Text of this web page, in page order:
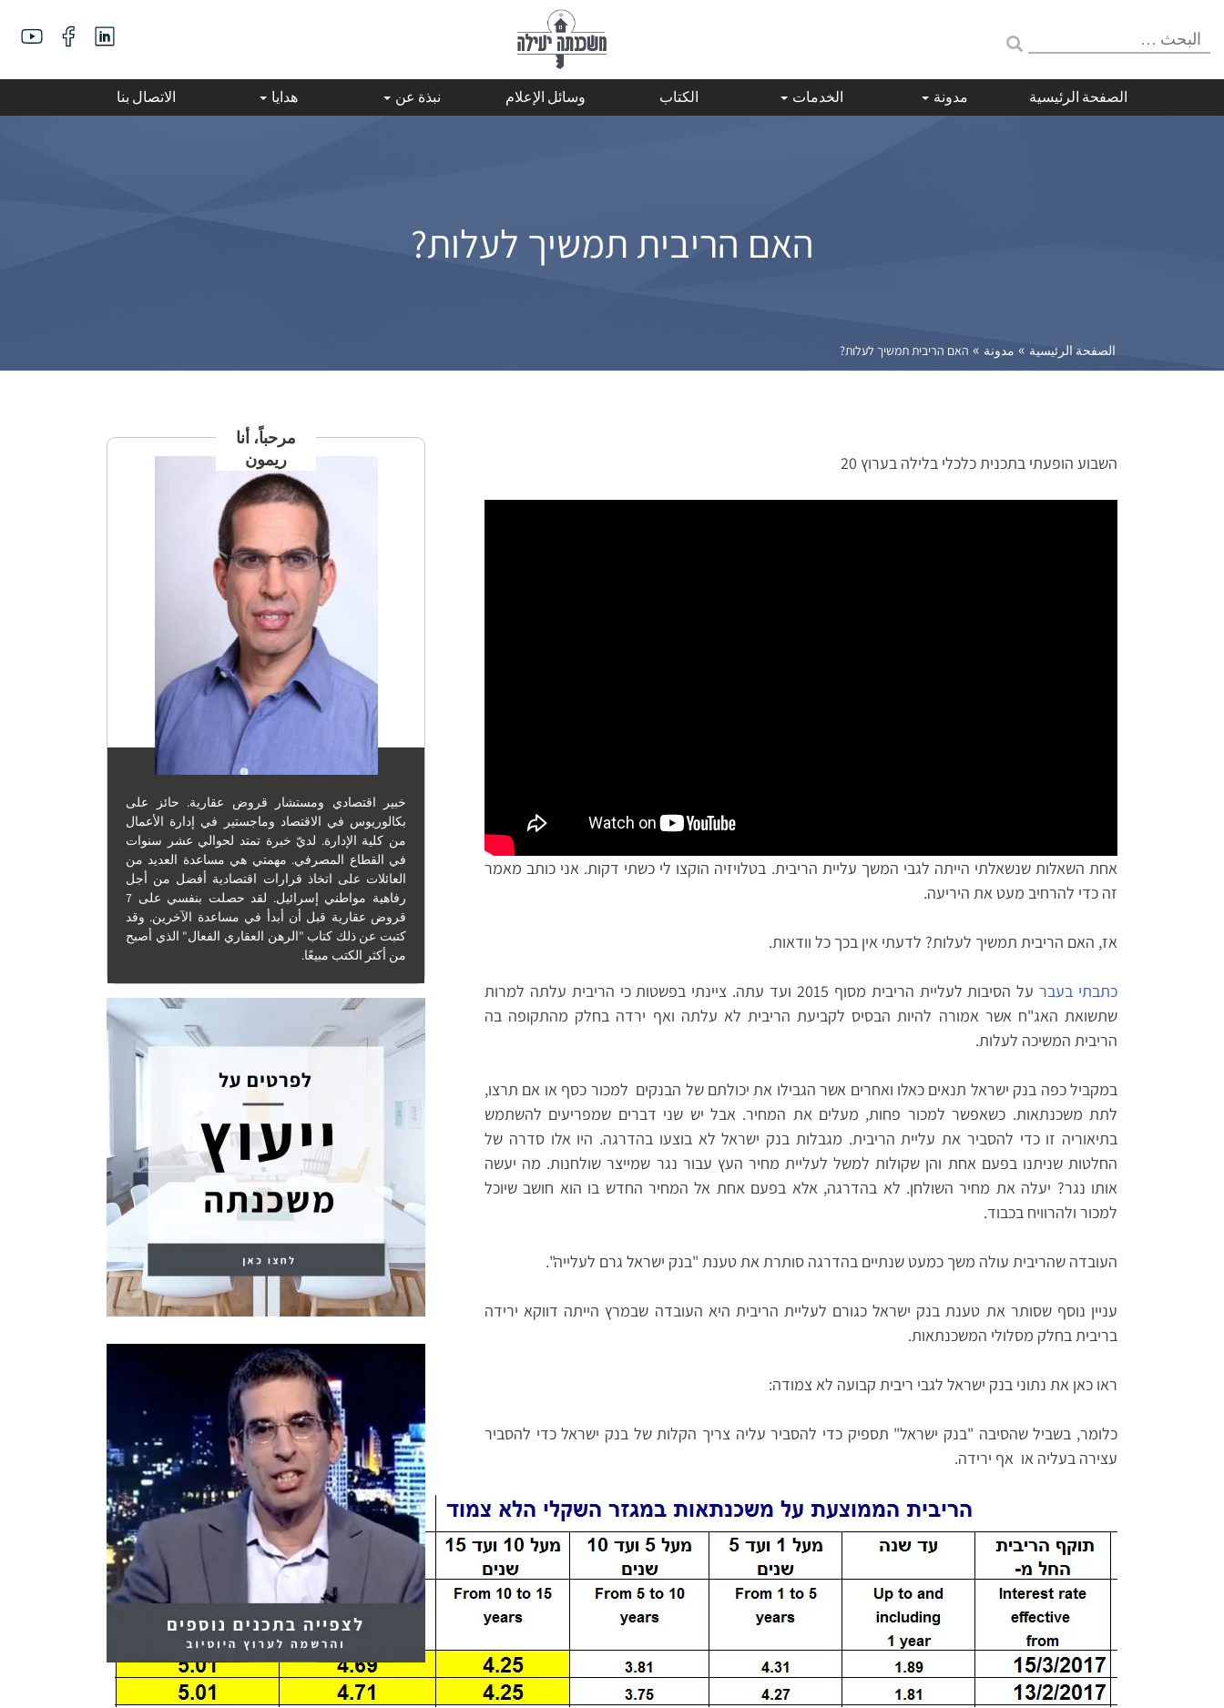
البحث:
الصفحة الرئيسية مدونة الخدمات الكتاب وسائل الإعلام نبذة عن هدايا الاتصال بنا
האם הריבית תמשיך לעלות?
الصفحة الرئيسية » مدونة » האם הריבית תמשיך לעלות?
השבוע הופעתי בתכנית כלכלי בלילה בערוץ 20
אחת השאלות שנשאלתי הייתה לגבי המשך עליית הריבית. בטלויזיה הוקצו לי כשתי דקות. אני כותב מאמר
זה כדי להרחיב מעט את היריעה.
אז, האם הריבית תמשיך לעלות? לדעתי אין בכך כל וודאות.
כתבתי בעבר
על הסיבות לעליית הריבית מסוף 2015 ועד עתה. ציינתי בפשטות כי הריבית עלתה למרות
שתשואת האג"ח אשר אמורה להיות הבסיס לקביעת הריבית לא עלתה ואף ירדה בחלק מהתקופה בה
הריבית המשיכה לעלות.
במקביל כפה בנק ישראל תנאים כאלו ואחרים אשר הגבילו את יכולתם של הבנקים למכור כסף או אם תרצו,
לתת משכנתאות. כשאפשר למכור פחות, מעלים את המחיר. אבל יש שני דברים שמפריעים להשתמש
בתיאוריה זו כדי להסביר את עליית הריבית. מגבלות בנק ישראל לא בוצעו בהדרגה. היו אלו סדרה של
החלטות שניתנו בפעם אחת והן שקולות למשל לעליית מחיר העץ עבור נגר שמייצר שולחנות. מה יעשה
אותו נגר? יעלה את מחיר השולחן. לא בהדרגה, אלא בפעם אחת אל המחיר החדש בו הוא חושב שיוכל
למכור ולהרוויח בכבוד.
העובדה שהריבית עולה משך כמעט שנתיים בהדרגה סותרת את טענת "בנק ישראל גרם לעלייה".
עניין נוסף שסותר את טענת בנק ישראל כגורם לעליית הריבית היא העובדה שבמרץ הייתה דווקא ירידה
בריבית בחלק מסלולי המשכנתאות.
ראו כאן את נתוני בנק ישראל לגבי ריבית קבועה לא צמודה:
כלומר, בשביל שהסיבה "בנק ישראל" תספיק כדי להסביר עליה צריך הקלות של בנק ישראל כדי להסביר
עצירה בעליה או אף ירידה.
مرحباً، أنا
ريمون
خبير اقتصادي ومستشار قروض عقارية. حائز على
بكالوريوس في الاقتصاد وماجستير في إدارة الأعمال
من كلية الإدارة. لديّ خبرة تمتد لحوالي عشر سنوات
في القطاع المصرفي. مهمتي هي مساعدة العديد من
العائلات على اتخاذ قرارات اقتصادية أفضل من أجل
رفاهية مواطني إسرائيل. لقد حصلت بنفسي على 7
قروض عقارية قبل أن أبدأ في مساعدة الآخرين. وقد
كتبت عن ذلك كتاب "الرهن العقاري الفعال" الذي أصبح
من أكثر الكتب مبيعًا.